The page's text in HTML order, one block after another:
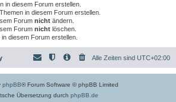
in diesem Forum erstellen.
in diesem Forum erstellen.
Forum nicht ändern.
Forum nicht löschen.
diesem Forum erstellen.
Alle Zeiten sind UTC+02:00
phpBB® Forum Software © phpBB Limited
Übersetzung durch phpBB.de